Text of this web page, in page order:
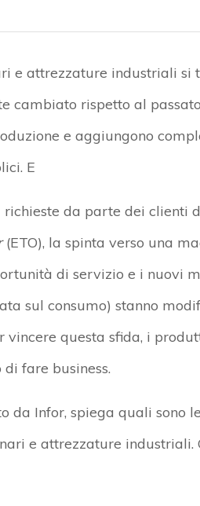
e attrezzature industriali si
cambiato rispetto al
e aggiungono
E
da parte dei clienti
(ETO), la spinta verso una
di servizio e i nuovi
sul consumo) stanno
vincere questa sfida, i
fare business.
da Infor, spiega quali sono
e attrezzature industriali.